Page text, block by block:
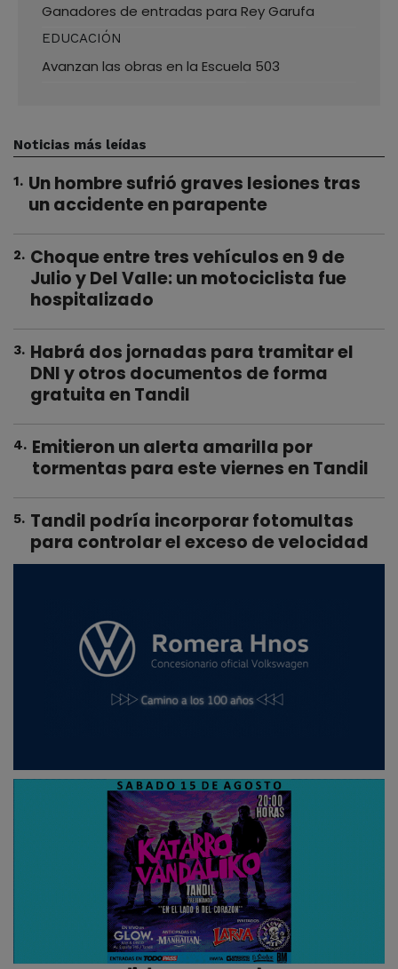
Ganadores de entradas para Rey Garufa
EDUCACIÓN
Avanzan las obras en la Escuela 503
Noticias más leídas
1. Un hombre sufrió graves lesiones tras
un accidente en parapente
2. Choque entre tres vehículos en 9 de
Julio y Del Valle: un motociclista fue
hospitalizado
3. Habrá dos jornadas para tramitar el
DNI y otros documentos de forma
gratuita en Tandil
4. Emitieron un alerta amarilla por
tormentas para este viernes en Tandil
5. Tandil podría incorporar fotomultas
para controlar el exceso de velocidad